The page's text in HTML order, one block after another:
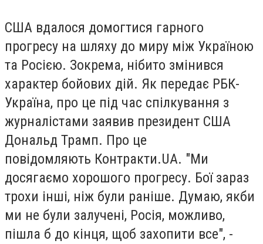
США вдалося домогтися гарного
прогресу на шляху до миру між Україною
та Росією. Зокрема, нібито змінився
характер бойових дій. Як передає РБК-
Україна, про це під час спілкування з
журналістами заявив президент США
Дональд Трамп. Про це
повідомляють Контракти.UA. "Ми
досягаємо хорошого прогресу. Бої зараз
трохи інші, ніж були раніше. Думаю, якби
ми не були залучені, Росія, можливо,
пішла б до кінця, щоб захопити все", -